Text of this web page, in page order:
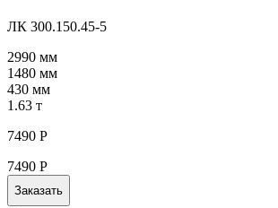
ЛК 300.150.45-5
2990 мм
1480 мм
430 мм
1.63 т
7490 Р
7490 Р
Заказать